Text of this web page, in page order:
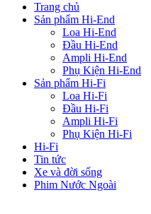
Trang chủ
Sản phẩm Hi-End
Loa Hi-End
Đầu Hi-End
Ampli Hi-End
Phụ Kiện Hi-End
Sản phẩm Hi-Fi
Loa Hi-Fi
Đầu Hi-Fi
Ampli Hi-Fi
Phụ Kiện Hi-Fi
Hi-Fi
Tin tức
Xe và đời sống
Phim Nước Ngoài